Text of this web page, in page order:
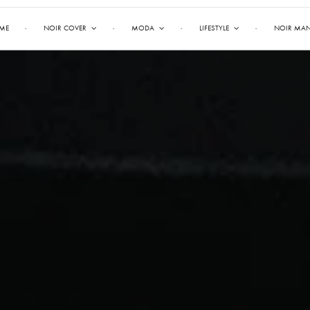
NOIR COVER MODA LIFESTYLE NOIR